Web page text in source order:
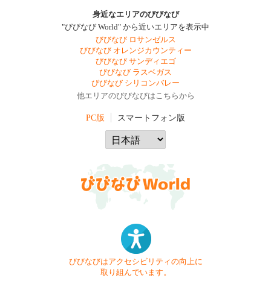
身近なエリアのびびなび
"びびなび World" から近いエリアを表示中
びびなび ロサンゼルス
びびなび オレンジカウンティー
びびなび サンディエゴ
びびなび ラスベガス
びびなび シリコンバレー
他エリアのびびなびはこちらから
PC版 スマートフォン版
びびなびはアクセシビリティの向上に
取り組んでいます。